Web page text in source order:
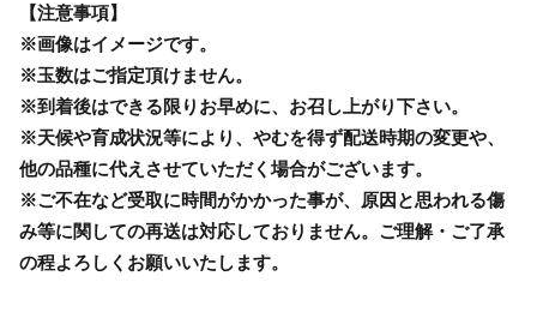
【注意事項】
※画像はイメージです。
※玉数はご指定頂けません。
※到着後はできる限りお早めに、お召し上がり下さい。
※天候や育成状況等により、やむを得ず配送時期の変更や、
他の品種に代えさせていただく場合がございます。
※ご不在など受取に時間がかかった事が、原因と思われる傷
み等に関しての再送は対応しておりません。ご理解・ご了承
の程よろしくお願いいたします。